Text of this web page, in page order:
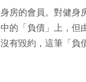
房的會員。對健
的「負債」上，
有毀約，這筆「